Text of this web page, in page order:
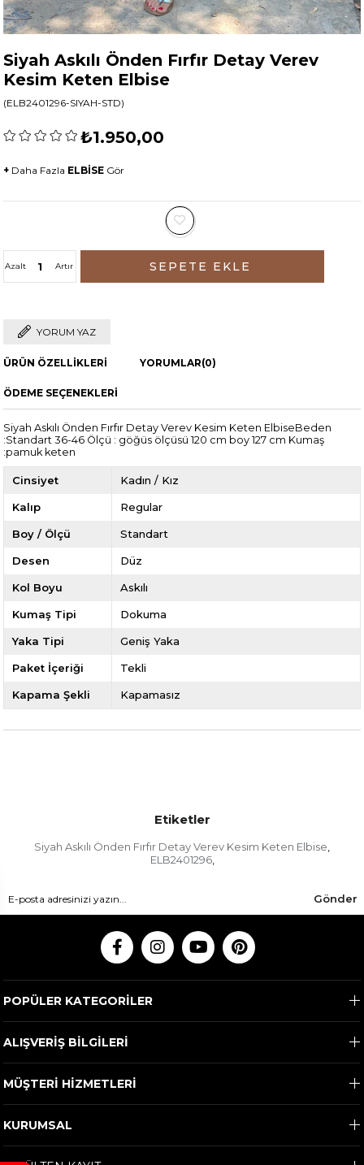
Siyah Askılı Önden Fırfır Detay Verev
Kesim Keten Elbise
(ELB2401296-SIYAH-STD)
₺1.950,00
+ Daha Fazla ELBİSE Gör
Artır
Azalt
YORUM YAZ
ÜRÜN ÖZELLIKLERI YORUMLAR(0)
ÖDEME SEÇENEKLERI
Siyah Askılı Önden Fırfır Detay Verev Kesim Keten ElbiseBeden
:Standart 36-46 Ölçü : göğüs ölçüsü 120 cm boy 127 cm Kumaş
:pamuk keten
Cinsiyet Kadın / Kız
Kalıp Regular
Boy / Ölçü Standart
Desen Düz
Kol Boyu Askılı
Kumaş Tipi Dokuma
Yaka Tipi Geniş Yaka
Paket İçeriği Tekli
Kapama Şekli Kapamasız
Etiketler
Siyah Askılı Önden Fırfır Detay Verev Kesim Keten Elbise,
ELB2401296,
Gönder
POPÜLER KATEGORİLER
ALIŞVERİŞ BİLGİLERİ
MÜŞTERİ HİZMETLERİ
KURUMSAL